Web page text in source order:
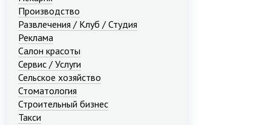
Производство
Развлечения / Клуб / Студия
Реклама
Салон красоты
Сервис / Услуги
Сельское хозяйство
Стоматология
Строительный бизнес
Такси